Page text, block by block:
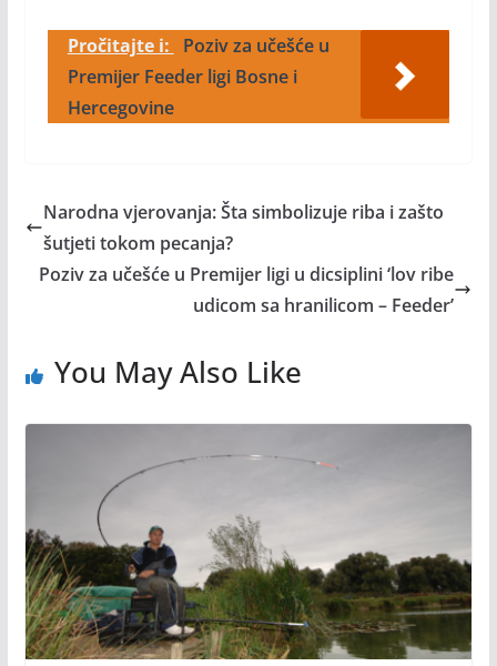
Pročitajte i:
Poziv za učešće u
Premijer Feeder ligi Bosne i
Hercegovine
Narodna vjerovanja: Šta simbolizuje riba i zašto
šutjeti tokom pecanja?
Poziv za učešće u Premijer ligi u dicsiplini ‘lov ribe
udicom sa hranilicom – Feeder’
You May Also Like